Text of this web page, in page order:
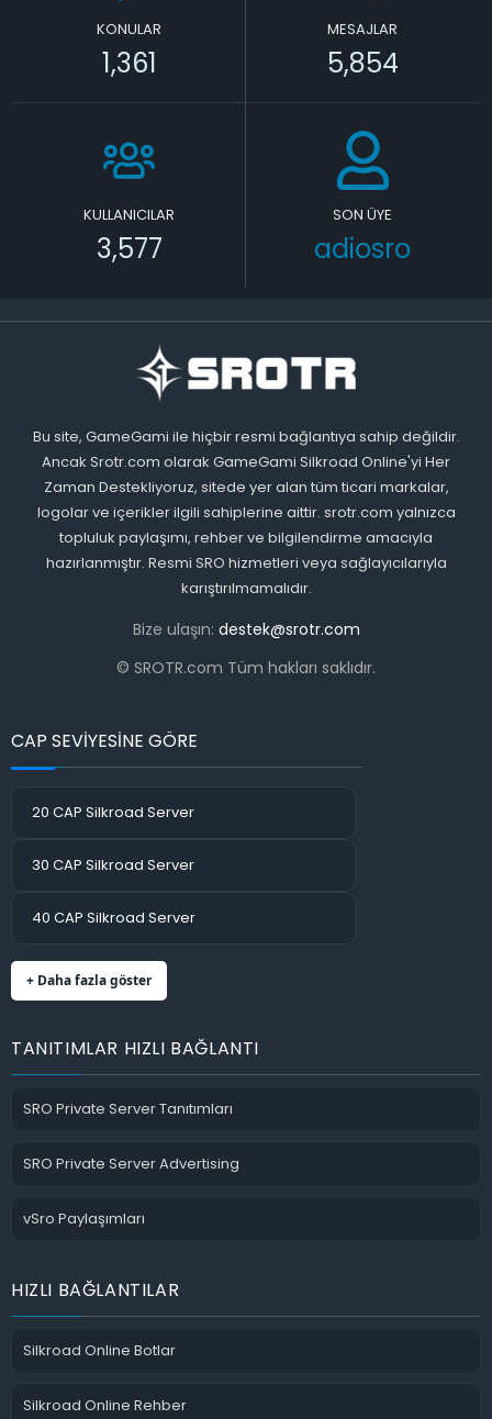
KONULAR
1,361
MESAJLAR
5,854
KULLANICILAR
3,577
SON ÜYE
adiosro
Bu site, GameGami ile hiçbir resmi bağlantıya sahip değildir.
Ancak Srotr.com olarak GameGami Silkroad Online'yi Her
Zaman Destekliyoruz, sitede yer alan tüm ticari markalar,
logolar ve içerikler ilgili sahiplerine aittir. srotr.com yalnızca
topluluk paylaşımı, rehber ve bilgilendirme amacıyla
hazırlanmıştır. Resmi SRO hizmetleri veya sağlayıcılarıyla
karıştırılmamalıdır.
Bize ulaşın: destek@srotr.com
© SROTR.com Tüm hakları saklıdır.
CAP SEVİYESİNE GÖRE
20 CAP Silkroad Server
30 CAP Silkroad Server
40 CAP Silkroad Server
+ Daha fazla göster
TANITIMLAR HIZLI BAĞLANTI
SRO Private Server Tanıtımları
SRO Private Server Advertising
vSro Paylaşımları
HIZLI BAĞLANTILAR
Silkroad Online Botlar
Silkroad Online Rehber